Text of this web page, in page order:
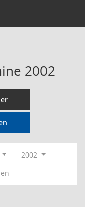
2002
2002